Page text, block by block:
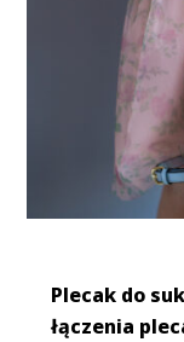
Plecak do
łączenia